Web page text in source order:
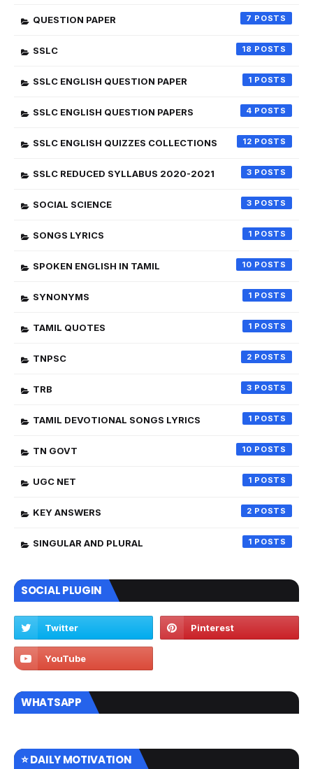
QUESTION PAPER 7
SSLC 18
SSLC ENGLISH QUESTION PAPER 1
SSLC ENGLISH QUESTION PAPERS 4
SSLC ENGLISH QUIZZES COLLECTIONS 12
SSLC REDUCED SYLLABUS 2020-2021 3
SOCIAL SCIENCE 3
SONGS LYRICS 1
SPOKEN ENGLISH IN TAMIL 10
SYNONYMS 1
TAMIL QUOTES 1
TNPSC 2
TRB 3
TAMIL DEVOTIONAL SONGS LYRICS 1
TN GOVT 10
UGC NET 1
KEY ANSWERS 2
SINGULAR AND PLURAL 1
SOCIAL PLUGIN
WHATSAPP
⭐ DAILY MOTIVATION